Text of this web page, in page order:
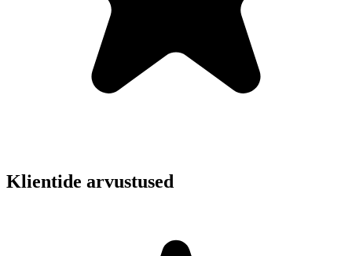
Klientide arvustused